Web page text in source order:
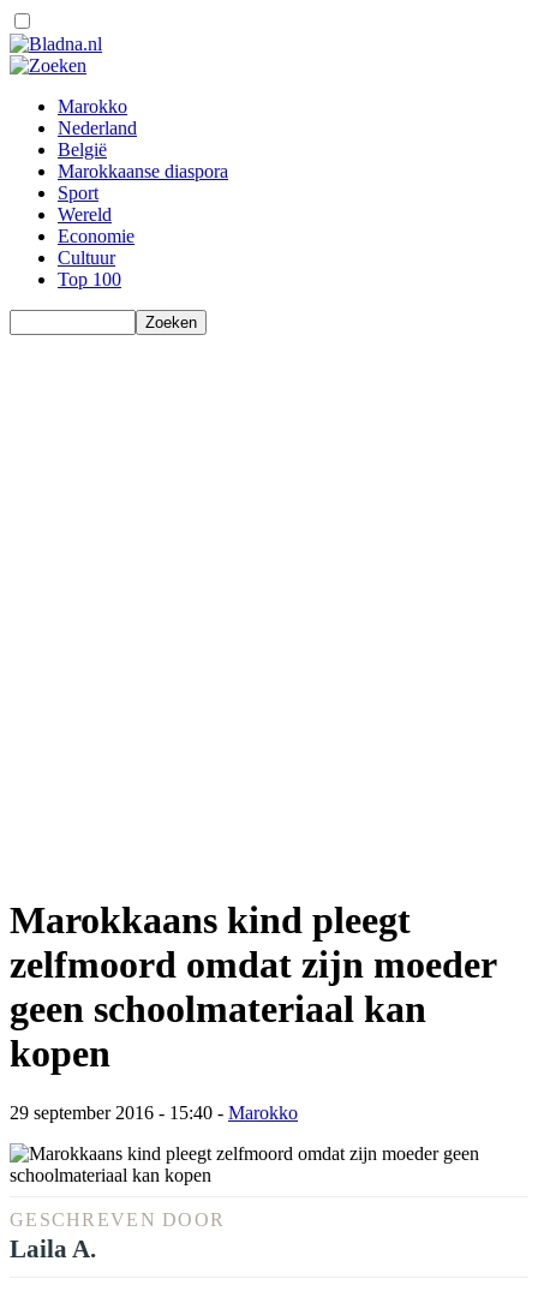
Marokko
Nederland
België
Marokkaanse diaspora
Sport
Wereld
Economie
Cultuur
Top 100
Marokkaans kind pleegt
zelfmoord omdat zijn moeder
geen schoolmateriaal kan
kopen
29 september 2016 - 15:40 - Marokko
GESCHREVEN DOOR
Laila A.